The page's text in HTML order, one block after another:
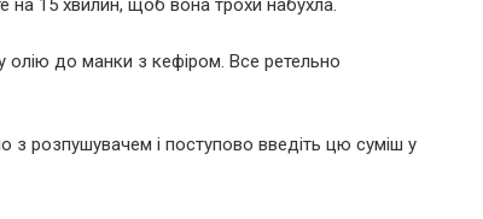
на 15 хвилин, щоб вона трохи набухла.
олію до манки з кефіром. Все ретельно
з розпушувачем і поступово введіть цю суміш у